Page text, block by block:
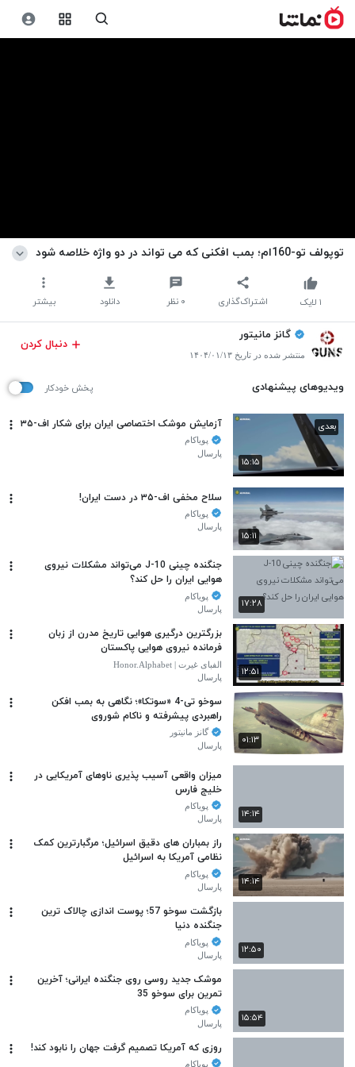
توپولف تو-160ام؛ بمب افکنی که می تواند در دو واژه خلاصه شود
اشتراک‌گذاری ۰ نظر دانلود بیشتر ۱ لایک
گانز مانیتور
منتشر شده در تاریخ ۱۴۰۴/۰۱/۱۳
دنبال کردن
ویدیوهای پیشنهادی پخش خودکار
۱۵:۱۵
بعدی آزمایش موشک اختصاصی ایران برای شکار اف-۳۵
پویاکام
پارسال
۱۵:۱۱
سلاح مخفی اف-۳۵ در دست ایران!
پویاکام
پارسال
۱۷:۲۸
جنگنده چینی J-10 می‌تواند مشکلات نیروی
هوایی ایران را حل کند؟
پویاکام
پارسال
۱۲:۵۱
بزرگترین درگیری هوایی تاریخ مدرن از زبان
فرمانده نیروی هوایی پاکستان
الفبای غیرت | Honor.Alphabet
پارسال
۰۱:۱۳
سوخو تی-4 «سوتکا»؛ نگاهی به بمب افکن
راهبردی پیشرفته و ناکام شوروی
گانز مانیتور
پارسال
۱۴:۱۴
میزان واقعی آسیب پذیری ناوهای آمریکایی در
خلیج فارس
پویاکام
پارسال
۱۴:۱۴
راز بمباران های دقیق اسرائیل؛ مرگبارترین کمک
نظامی آمریکا به اسرائیل
پویاکام
پارسال
۱۲:۵۰
بازگشت سوخو 57؛ پوست اندازی چالاک ترین
جنگنده دنیا
پویاکام
پارسال
۱۵:۵۴
موشک جدید روسی روی جنگنده ایرانی؛ آخرین
تمرین برای سوخو 35
پویاکام
پارسال
روزی که آمریکا تصمیم گرفت جهان را نابود کند!
پویاکام